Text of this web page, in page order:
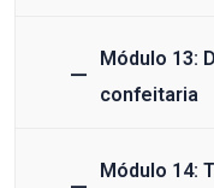
Módulo 13:
confeitaria
Módulo 14: